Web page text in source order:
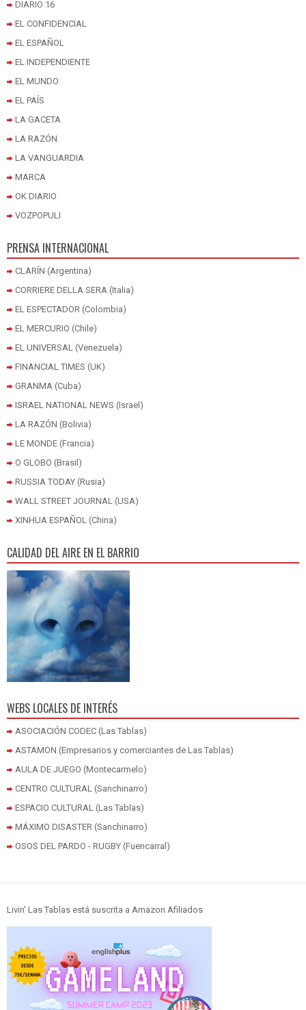
DIARIO 16
EL CONFIDENCIAL
EL ESPAÑOL
EL INDEPENDIENTE
EL MUNDO
EL PAÍS
LA GACETA
LA RAZÓN
LA VANGUARDIA
MARCA
OK DIARIO
VOZPOPULI
PRENSA INTERNACIONAL
CLARÍN (Argentina)
CORRIERE DELLA SERA (Italia)
EL ESPECTADOR (Colombia)
EL MERCURIO (Chile)
EL UNIVERSAL (Venezuela)
FINANCIAL TIMES (UK)
GRANMA (Cuba)
ISRAEL NATIONAL NEWS (Israel)
LA RAZÓN (Bolivia)
LE MONDE (Francia)
O GLOBO (Brasil)
RUSSIA TODAY (Rusia)
WALL STREET JOURNAL (USA)
XINHUA ESPAÑOL (China)
CALIDAD DEL AIRE EN EL BARRIO
WEBS LOCALES DE INTERÉS
ASOCIACIÓN CODEC (Las Tablas)
ASTAMON (Empresarios y comerciantes de Las Tablas)
AULA DE JUEGO (Montecarmelo)
CENTRO CULTURAL (Sanchinarro)
ESPACIO CULTURAL (Las Tablas)
MÁXIMO DISASTER (Sanchinarro)
OSOS DEL PARDO - RUGBY (Fuencarral)
Livin' Las Tablas está suscrita a Amazon Afiliados